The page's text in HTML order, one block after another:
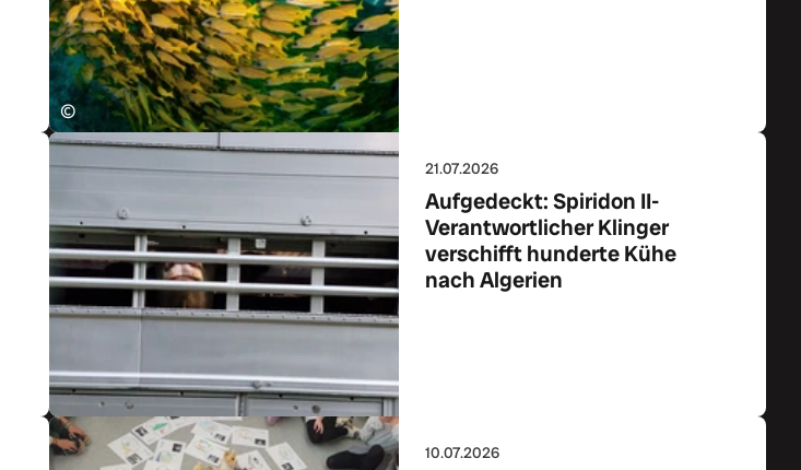
©
21.07.2026
Aufgedeckt: Spiridon II-
Verantwortlicher Klinger
verschifft hunderte Kühe
nach Algerien
10.07.2026